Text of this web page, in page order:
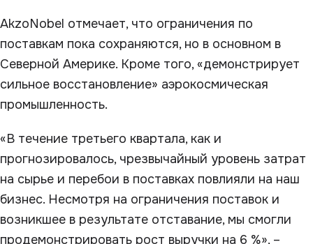
AkzoNobel отмечает, что ограничения по
поставкам пока сохраняются, но в основном в
Северной Америке. Кроме того, «демонстрирует
сильное восстановление» аэрокосмическая
промышленность.
«В течение третьего квартала, как и
прогнозировалось, чрезвычайный уровень затрат
на сырье и перебои в поставках повлияли на наш
бизнес. Несмотря на ограничения поставок и
возникшее в результате отставание, мы смогли
продемонстрировать рост выручки на 6 %», –